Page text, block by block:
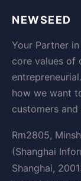
NEWSEED
Your Partner
core values of
how we want
customers
Rm2805,
(Shanghai
Shanghai,